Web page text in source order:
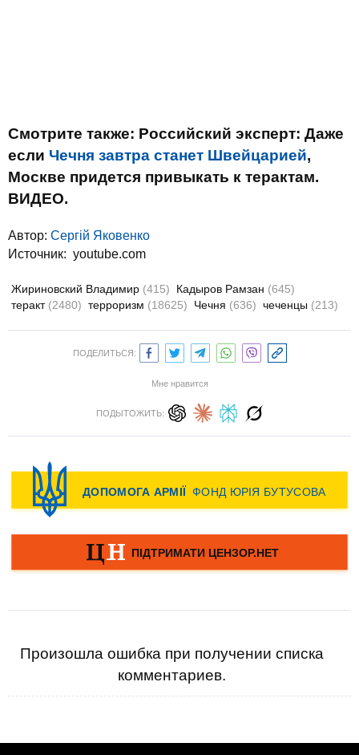
Смотрите также: Российский эксперт: Даже
если Чечня завтра станет Швейцарией,
Москве придется привыкать к терактам.
ВИДЕО.
Автор: Сергій Яковенко
Источник: youtube.com
Жириновский Владимир (415) Кадыров Рамзан (645)
теракт (2480) терроризм (18625) Чечня (636) чеченцы (213)
ПОДЕЛИТЬСЯ:
Мне нравится
ПОДЫТОЖИТЬ:
Произошла ошибка при получении списка
комментариев.